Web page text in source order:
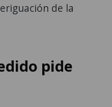
de la
pide